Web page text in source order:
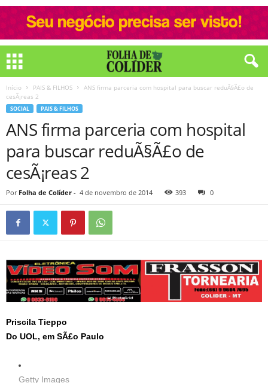
Início PAIS & FILHOS
ANS firma parceria com hospital para buscar reduÃ§Ã£o de
cesÃ¡reas 2
SOCIAL PAIS & FILHOS
ANS firma parceria com hospital
para buscar reduÃ§Ã£o de
cesÃ¡reas 2
Por Folha de Colíder - 4 de novembro de 2014 393 0
Priscila Tieppo
Do UOL, em SÃ£o Paulo
Getty Images